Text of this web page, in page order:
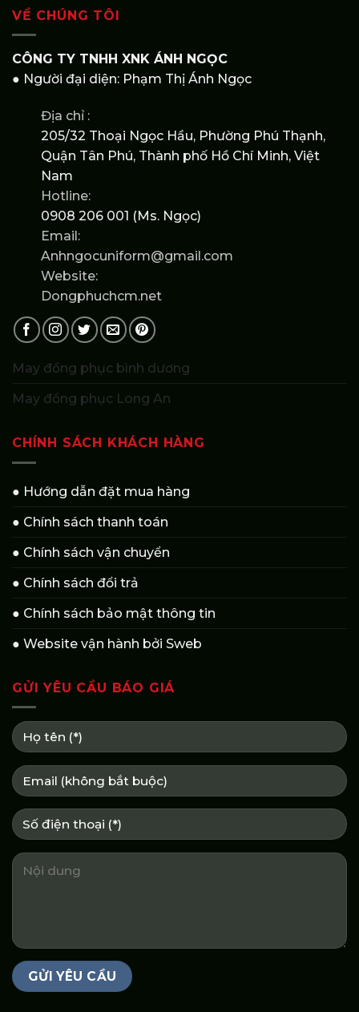
VỀ CHÚNG TÔI
CÔNG TY TNHH XNK ÁNH NGỌC
● Người đại diện: Phạm Thị Ánh Ngọc
Địa chỉ :
205/32 Thoại Ngọc Hầu, Phường Phú Thạnh,
Quận Tân Phú, Thành phố Hồ Chí Minh, Việt
Nam
Hotline:
0908 206 001 (Ms. Ngọc)
Email:
Anhngocuniform@gmail.com
Website:
Dongphuchcm.net
May đồng phục bình dương
May đồng phục Long An
CHÍNH SÁCH KHÁCH HÀNG
● Hướng dẫn đặt mua hàng
● Chính sách thanh toán
● Chính sách vận chuyển
● Chính sách đổi trả
● Chính sách bảo mật thông tin
● Website vận hành bởi Sweb
GỬI YÊU CẦU BÁO GIÁ